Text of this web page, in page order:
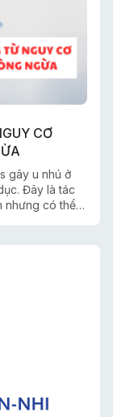
CƠ
gây u nhú ở
Đây là tác
nhưng có thể